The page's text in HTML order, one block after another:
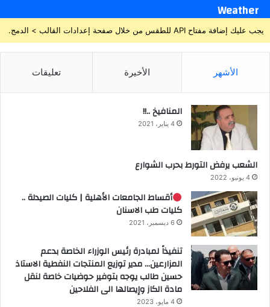
Weather
يجب عليك إضافة مفتاح API للطقس من خلال صفحة إعدادات القالب > الدمج.
الأشهر الأخيرة تعليقات
المنافيخ ..!!
4 يناير، 2021
الشعب يرفض التورط بحرب الشوارع
4 يونيو، 2022
أقساط الجامعات الأهلية | كليات الصيدلة ..
كليات طب الاسنان
6 ديسمبر، 2021
تنفيذاً لمبادرة رئيس الوزراء الخاصة بدعم
المزارعين… مدير توزيع المنتجات النفطية الاستاذ
حسين طالب يوجه بتوفير حوضيات خاصة لنقل
مادة الكاز وإيصالها الى الفلاحين
4 مايو، 2023